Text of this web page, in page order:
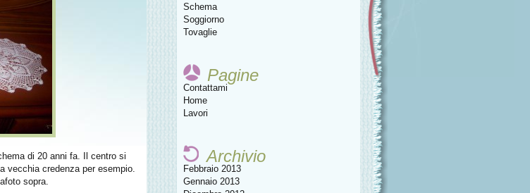
Schema
Soggiorno
Tovaglie
Pagine
Contattami
Home
Lavori
Archivio
Febbraio 2013
Gennaio 2013
di 20 anni fa. Il centro si
vecchia credenza per esempio.
sopra.